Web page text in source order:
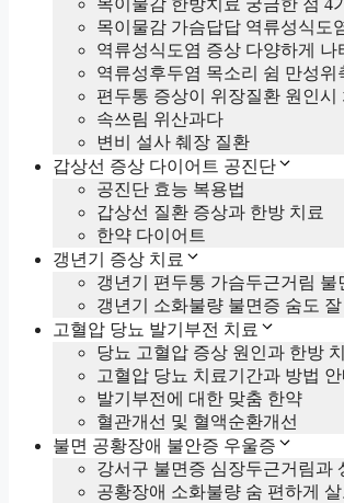
목이물감 가슴답답 역류성식도
역류성식도염 증상 다양하게 나
역류성후두염 목소리 쉼 만성위
편두통 증상이 위장질환 원인시
속쓰림 위산과다
변비 설사 췌장 질환
갑상선 증상 다이어트 공진단
공진단 효능 복용법
갑상선 질환 증상과 한방 치료
한약 다이어트
갱년기 증상 치료
갱년기 편두통 가슴두근거림 불
갱년기 소화불량 불면증 숨도 잘
고혈압 당뇨 발기부전 치료
당뇨 고혈압 증상 원인과 한방
고혈압 당뇨 치료기간과 방법 안
발기부전에 대한 맞춤 한약
혈관개선 및 혈액순환개선
불면 공황장애 불안증 우울증
강서구 불면증 심장두근거림과
공황장애 소화불량 숨 편하게